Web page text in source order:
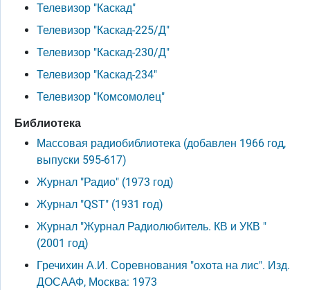
Телевизор "Каскад"
Телевизор "Каскад-225/Д"
Телевизор "Каскад-230/Д"
Телевизор "Каскад-234"
Телевизор "Комсомолец"
Библиотека
Массовая радиобиблиотека (добавлен 1966 год,
выпуски 595-617)
Журнал "Радио" (1973 год)
Журнал "QST" (1931 год)
Журнал "Журнал Радиолюбитель. КВ и УКВ "
(2001 год)
Гречихин А.И. Соревнования "охота на лис". Изд.
ДОСААФ, Москва: 1973